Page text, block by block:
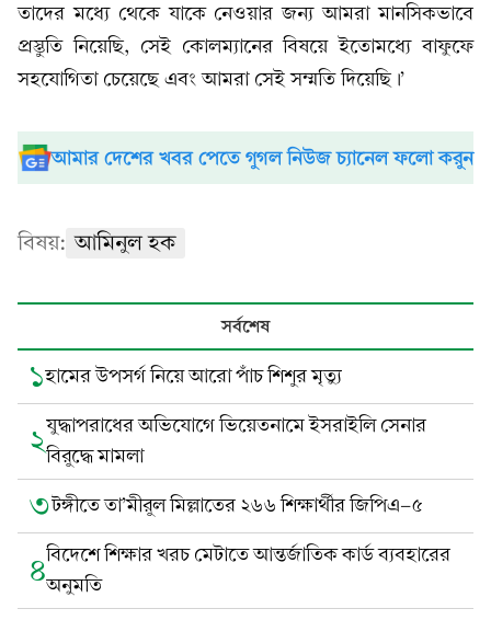
তাদের মধ্যে থেকে যাকে নেওয়ার জন্য আমরা মানসিকভাবে
প্রস্তুতি নিয়েছি, সেই কোলম্যানের বিষয়ে ইতোমধ্যে বাফুফে
সহযোগিতা চেয়েছে এবং আমরা সেই সম্মতি দিয়েছি।’
আমার দেশের খবর পেতে গুগল নিউজ চ্যানেল ফলো করুন
বিষয়: আমিনুল হক
সর্বশেষ
১হামের উপসর্গ নিয়ে আরো পাঁচ শিশুর মৃত্যু
২যুদ্ধাপরাধের অভিযোগে ভিয়েতনামে ইসরাইলি সেনার
বিরুদ্ধে মামলা
৩টঙ্গীতে তা’মীরুল মিল্লাতের ২৬৬ শিক্ষার্থীর জিপিএ-৫
৪বিদেশে শিক্ষার খরচ মেটাতে আন্তর্জাতিক কার্ড ব্যবহারের
অনুমতি